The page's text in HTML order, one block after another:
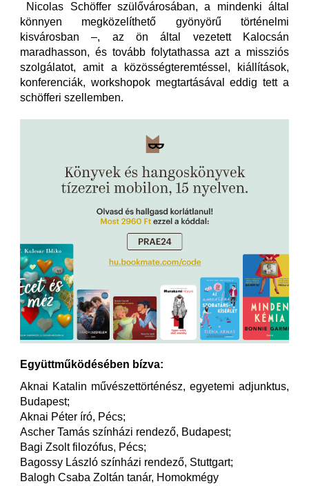
Nicolas Schöffer szülővárosában, a mindenki által
könnyen megközelíthető gyönyörű történelmi
kisvárosban –, az ön által vezetett Kalocsán
maradhasson, és tovább folytathassa azt a missziós
szolgálatot, amit a közösségteremtéssel, kiállítások,
konferenciák, workshopok megtartásával eddig tett a
schöfferi szellemben.
Együttműködésében bízva:
Aknai Katalin művészettörténész, egyetemi adjunktus,
Budapest;
Aknai Péter író, Pécs;
Ascher Tamás színházi rendező, Budapest;
Bagi Zsolt filozófus, Pécs;
Bagossy László színházi rendező, Stuttgart;
Balogh Csaba Zoltán tanár, Homokmégy